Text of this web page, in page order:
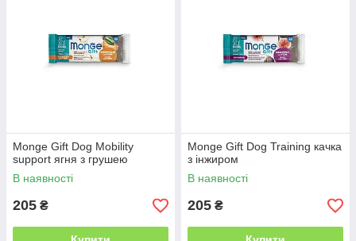
Monge Gift Dog Mobility
support ягня з грушею
В наявності
205 ₴
Monge Gift Dog Training качка
з інжиром
В наявності
205 ₴